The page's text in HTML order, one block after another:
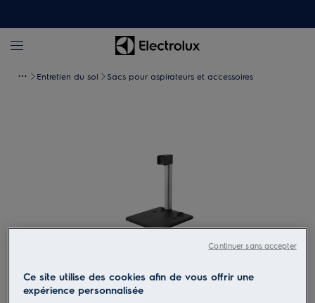
Entretien du sol Sacs pour aspirateurs et accessoires
Tapez pour zoomer
Ce site utilise des cookies afin de vous offrir une
expérience personnalisée
Continuer sans accepter